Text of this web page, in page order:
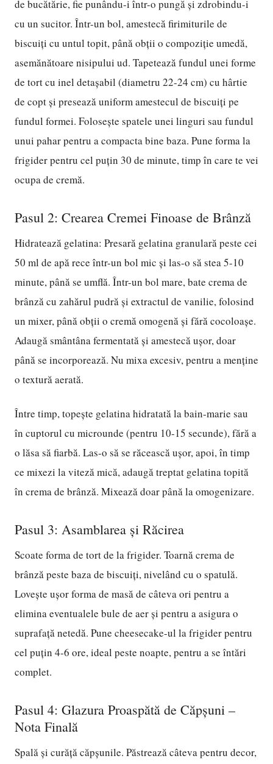
de bucătărie, fie punându-i într-o pungă și zdrobindu-i
cu un sucitor. Într-un bol, amestecă firimiturile de
biscuiți cu untul topit, până obții o compoziție umedă,
asemănătoare nisipului ud. Tapetează fundul unei forme
de tort cu inel detașabil (diametru 22-24 cm) cu hârtie
de copt și presează uniform amestecul de biscuiți pe
fundul formei. Folosește spatele unei linguri sau fundul
unui pahar pentru a compacta bine baza. Pune forma la
frigider pentru cel puțin 30 de minute, timp în care te vei
ocupa de cremă.
Pasul 2: Crearea Cremei Finoase de Brânză
Hidratează gelatina: Presară gelatina granulară peste cei
50 ml de apă rece într-un bol mic și las-o să stea 5-10
minute, până se umflă. Într-un bol mare, bate crema de
brânză cu zahărul pudră și extractul de vanilie, folosind
un mixer, până obții o cremă omogenă și fără cocoloașe.
Adaugă smântâna fermentată și amestecă ușor, doar
până se incorporează. Nu mixa excesiv, pentru a menține
o textură aerată.
Între timp, topește gelatina hidratată la bain-marie sau
în cuptorul cu microunde (pentru 10-15 secunde), fără a
o lăsa să fiarbă. Las-o să se răcească ușor, apoi, în timp
ce mixezi la viteză mică, adaugă treptat gelatina topită
în crema de brânză. Mixează doar până la omogenizare.
Pasul 3: Asamblarea și Răcirea
Scoate forma de tort de la frigider. Toarnă crema de
brânză peste baza de biscuiți, nivelând cu o spatulă.
Lovește ușor forma de masă de câteva ori pentru a
elimina eventualele bule de aer și pentru a asigura o
suprafață netedă. Pune cheesecake-ul la frigider pentru
cel puțin 4-6 ore, ideal peste noapte, pentru a se întări
complet.
Pasul 4: Glazura Proaspătă de Căpșuni –
Nota Finală
Spală și curăță căpșunile. Păstrează câteva pentru decor,